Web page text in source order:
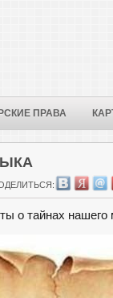
ПРАВА
о тайнах нашего